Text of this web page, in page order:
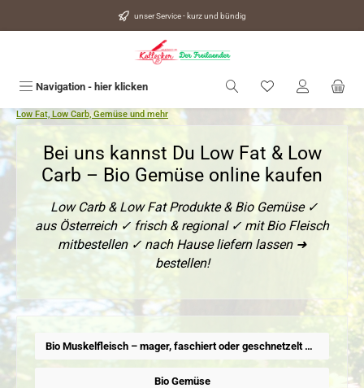
unser Service - kurz und bündig
Navigation - hier klicken Du hast 0
Low Fat, Low Carb, Gemüse und mehr
Bei uns kannst Du Low Fat & Low
Carb – Bio Gemüse online kaufen
Low Carb & Low Fat Produkte & Bio Gemüse ✓
aus Österreich ✓ frisch & regional ✓ mit Bio Fleisch
mitbestellen ✓ nach Hause liefern lassen ➜
bestellen!
Bio Muskelfleisch – mager, faschiert oder geschnetzelt & portioniert
Bio Gemüse